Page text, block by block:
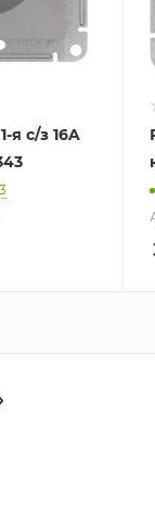
я с/з 16A